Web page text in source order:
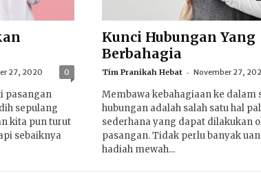
27, 2020 0
pasangan
sepulang
kita pun turut
sebaiknya
Kunci Hubungan Yang
Berbahagia
Tim Pranikah Hebat - November 27,
Membawa kebahagiaan ke dalam
hubungan adalah salah satu hal
sederhana yang dapat dilakukan
pasangan. Tidak perlu banyak
hadiah mewah...